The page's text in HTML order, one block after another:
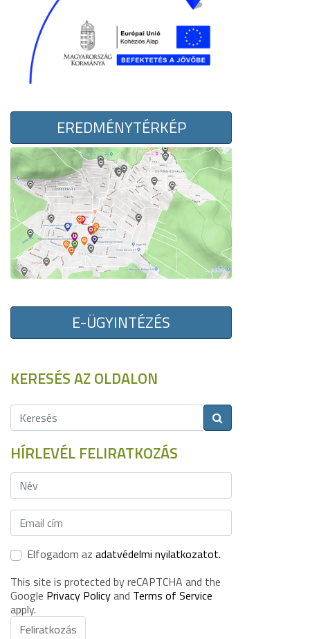
EREDMÉNYTÉRKÉP
E-ÜGYINTÉZÉS
KERESÉS AZ OLDALON
HÍRLEVÉL FELIRATKOZÁS
Elfogadom az adatvédelmi nyilatkozatot.
This site is protected by reCAPTCHA and the
Google Privacy Policyand Terms of Service
apply.
Feliratkozás